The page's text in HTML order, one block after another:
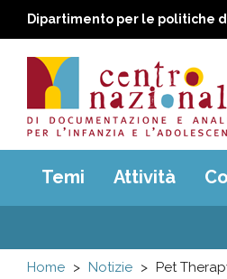
Dipartimento per le politiche
Centro
nazionale
di
Main
menu
Temi Attività
Home Notizie Pet